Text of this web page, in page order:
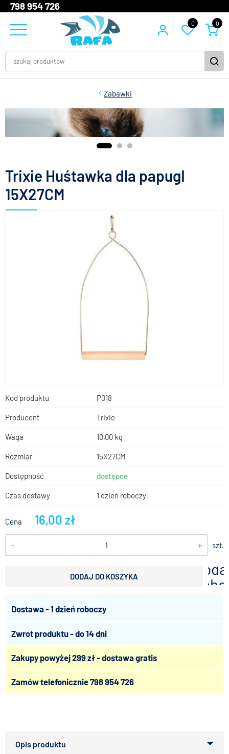
798 954 726
0 0
Zabawki
Trixie Huśtawka dla papugI
15X27CM
Kod produktu P018
Producent Trixie
Waga 10,00 kg
Rozmiar 15X27CM
Dostępność dostępne
Czas dostawy 1 dzień roboczy
Cena 16,00 zł
- + szt.
DODAJ DO KOSZYKA
Dostawa - 1 dzień roboczy
Zwrot produktu - do 14 dni
Zakupy powyżej 299 zł - dostawa gratis
Zamów telefonicznie798 954 726